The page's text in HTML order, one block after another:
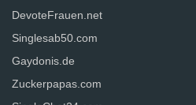
DevoteFrauen.net
Singlesab50.com
Gaydonis.de
Zuckerpapas.com